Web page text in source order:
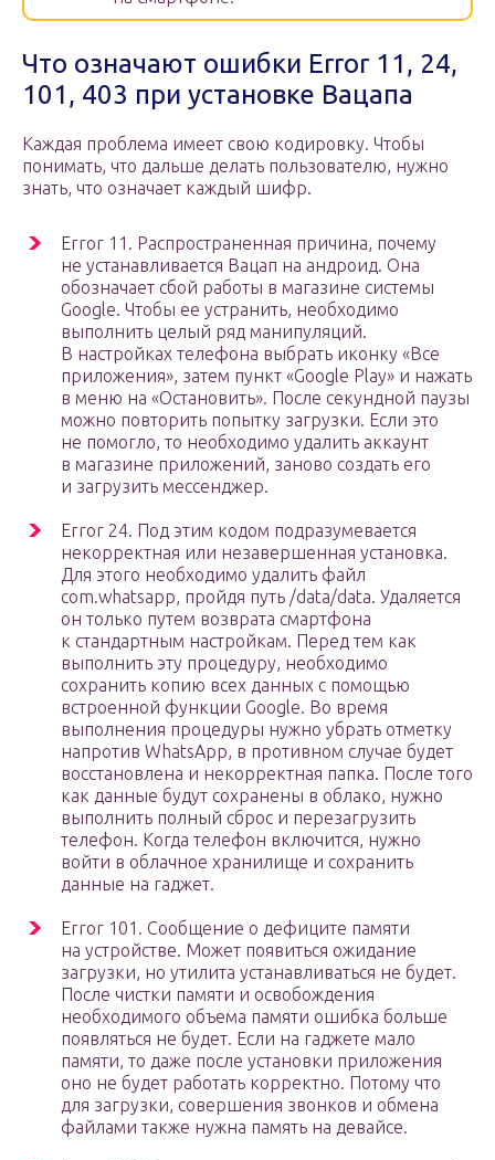
Что означают ошибки Error 11, 24,
101, 403 при установке Вацапа
Каждая проблема имеет свою кодировку. Чтобы
понимать, что дальше делать пользователю, нужно
знать, что означает каждый шифр.
Error 11. Распространенная причина, почему
не устанавливается Вацап на андроид. Она
обозначает сбой работы в магазине системы
Google. Чтобы ее устранить, необходимо
выполнить целый ряд манипуляций.
В настройках телефона выбрать иконку «Все
приложения», затем пункт «Google Play» и нажать
в меню на «Остановить». После секундной паузы
можно повторить попытку загрузки. Если это
не помогло, то необходимо удалить аккаунт
в магазине приложений, заново создать его
и загрузить мессенджер.
Error 24. Под этим кодом подразумевается
некорректная или незавершенная установка.
Для этого необходимо удалить файл
com.whatsapp, пройдя путь /data/data. Удаляется
он только путем возврата смартфона
к стандартным настройкам. Перед тем как
выполнить эту процедуру, необходимо
сохранить копию всех данных с помощью
встроенной функции Google. Во время
выполнения процедуры нужно убрать отметку
напротив WhatsApp, в противном случае будет
восстановлена и некорректная папка. После того
как данные будут сохранены в облако, нужно
выполнить полный сброс и перезагрузить
телефон. Когда телефон включится, нужно
войти в облачное хранилище и сохранить
данные на гаджет.
Error 101. Сообщение о дефиците памяти
на устройстве. Может появиться ожидание
загрузки, но утилита устанавливаться не будет.
После чистки памяти и освобождения
необходимого объема памяти ошибка больше
появляться не будет. Если на гаджете мало
памяти, то даже после установки приложения
оно не будет работать корректно. Потому что
для загрузки, совершения звонков и обмена
файлами также нужна память на девайсе.